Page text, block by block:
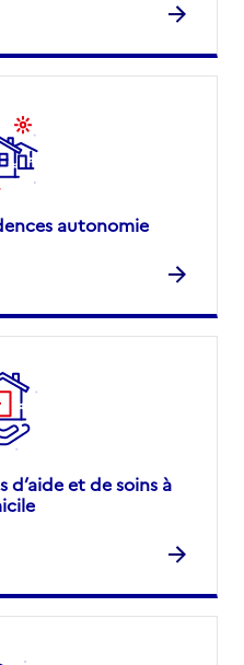
autonomie
d’aide et de soins à